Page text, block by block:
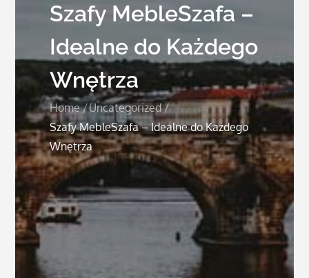
Szafy MebleSzafa –
Idealne do Każdego
Wnętrza
Home
Uncategorized
Szafy MebleSzafa – Idealne do Każdego
Wnętrza